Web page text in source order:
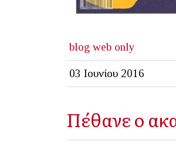
blog web only
03 Ιουνίου 2016
Πέθανε ο